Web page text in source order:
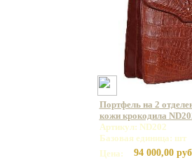
Портфель на 2
кожи крокодила
Артикул: ND202
Базовая единица: шт
Цена:
94 000,00